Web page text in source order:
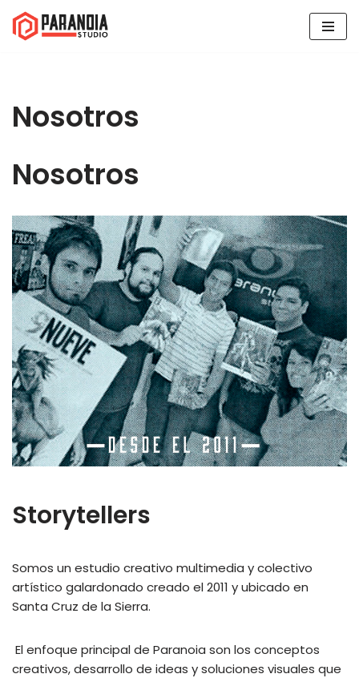
Skip
Nosotros
Nosotros
Storytellers
Somos un estudio creativo multimedia y colectivo
artístico galardonado creado el 2011 y ubicado en
Santa Cruz de la Sierra.
El enfoque principal de Paranoia son los conceptos
creativos, desarrollo de ideas y soluciones visuales que